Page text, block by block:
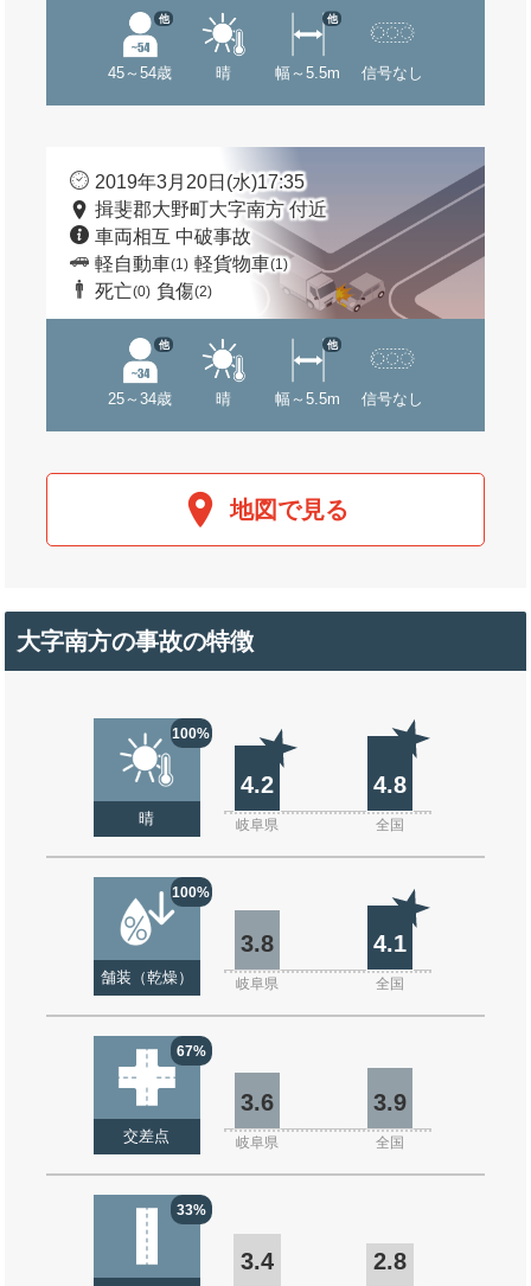
45～54歳
他
晴 幅～5.5m
他
信号なし
2019年3月20日(水)17:35
揖斐郡大野町大字南方 付近
車両相互 中破事故
軽自動車(1) 軽貨物車(1)
死亡(0) 負傷(2)
25～34歳
他
晴 幅～5.5m
他
信号なし
地図で見る
大字南方の事故の特徴
100%
晴
4.2 4.8
岐阜県 全国
100%
舗装（乾燥）
3.8 4.1
岐阜県 全国
67%
交差点
3.6 3.9
岐阜県 全国
33%
3.4 2.8